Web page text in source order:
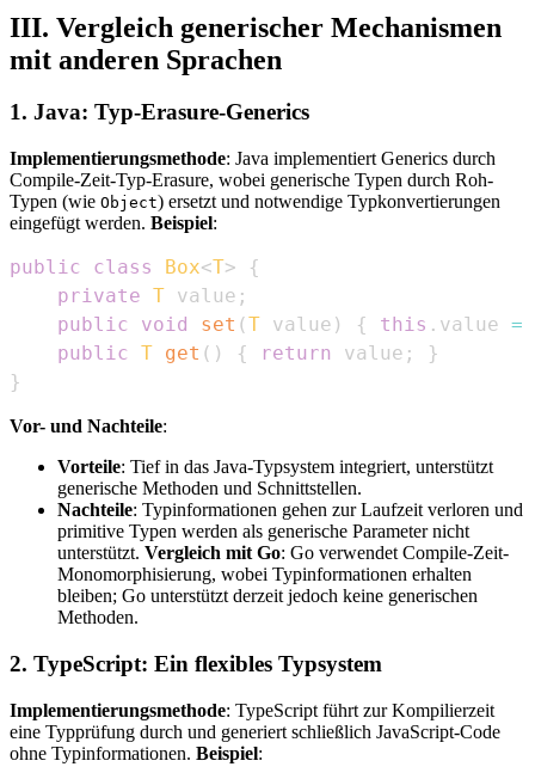
III. Vergleich generischer Mechanismen
mit anderen Sprachen
1. Java: Typ-Erasure-Generics
Implementierungsmethode: Java implementiert Generics durch
Compile-Zeit-Typ-Erasure, wobei generische Typen durch Roh-
Typen (wie Object) ersetzt und notwendige Typkonvertierungen
eingefügt werden. Beispiel:
public class Box<T>
{
private T value ;
public
void set (T value ) { this . value =
public T get ( ) { return value ;
}
}
Vor- und Nachteile:
Vorteile: Tief in das Java-Typsystem integriert, unterstützt
generische Methoden und Schnittstellen.
Nachteile: Typinformationen gehen zur Laufzeit verloren und
primitive Typen werden als generische Parameter nicht
unterstützt. Vergleich mit Go: Go verwendet Compile-Zeit-
Monomorphisierung, wobei Typinformationen erhalten
bleiben; Go unterstützt derzeit jedoch keine generischen
Methoden.
2. TypeScript: Ein flexibles Typsystem
Implementierungsmethode: TypeScript führt zur Kompilierzeit
eine Typprüfung durch und generiert schließlich JavaScript-Code
ohne Typinformationen. Beispiel: